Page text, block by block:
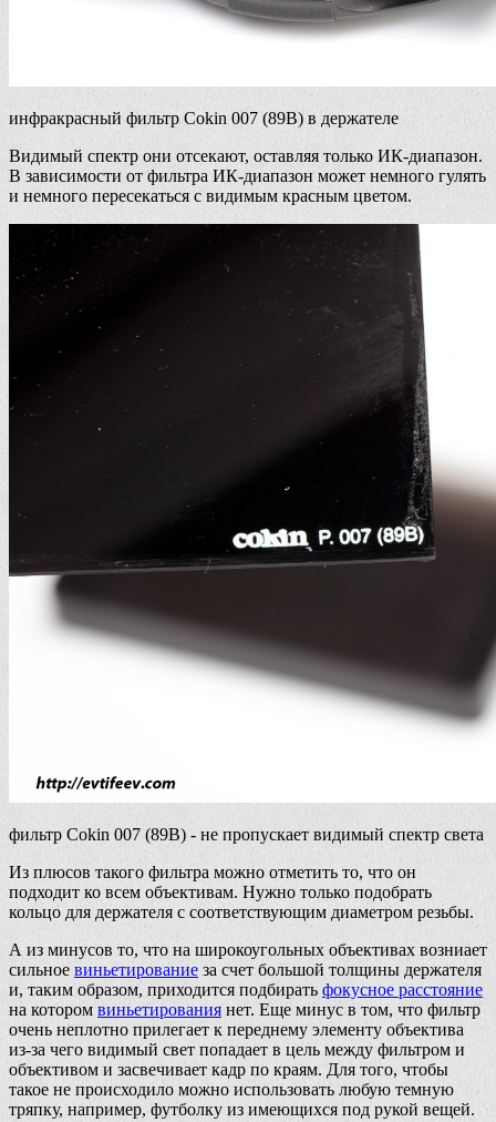
инфракрасный фильтр Cokin 007 (89B) в держателе
Видимый спектр они отсекают, оставляя только ИК-диапазон.
В зависимости от фильтра ИК-диапазон может немного гулять
и немного пересекаться с видимым красным цветом.
фильтр Cokin 007 (89B) - не пропускает видимый спектр света
Из плюсов такого фильтра можно отметить то, что он
подходит ко всем объективам. Нужно только подобрать
кольцо для держателя с соответствующим диаметром резьбы.
А из минусов то, что на широкоугольных объективах возниает
сильное виньетирование за счет большой толщины держателя
и, таким образом, приходится подбирать фокусное расстояние
на котором виньетирования нет. Еще минус в том, что фильтр
очень неплотно прилегает к переднему элементу объектива
из-за чего видимый свет попадает в цель между фильтром и
объективом и засвечивает кадр по краям. Для того, чтобы
такое не происходило можно использовать любую темную
тряпку, например, футболку из имеющихся под рукой вещей.